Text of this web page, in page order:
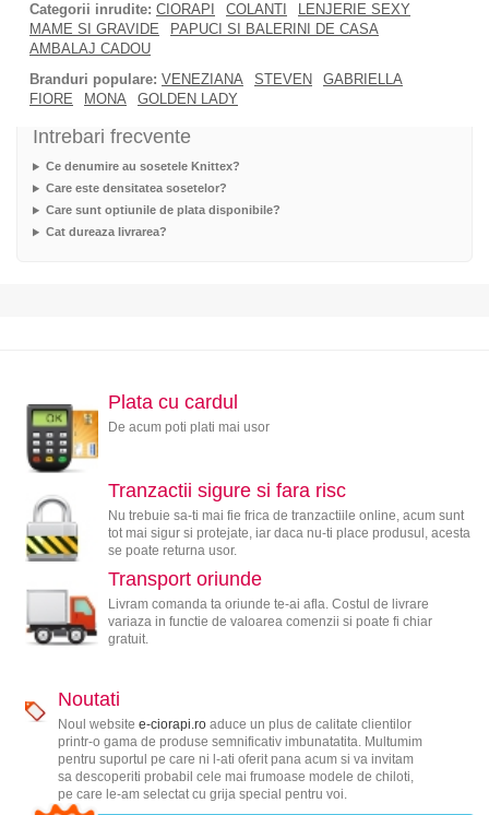
Categorii inrudite: CIORAPI COLANTI
LENJERIE SEXY
MAME SI GRAVIDE
PAPUCI SI BALERINI DE CASA
AMBALAJ CADOU
Branduri populare: VENEZIANA STEVEN
GABRIELLA
FIORE
MONA GOLDEN LADY
Intrebari frecvente
Ce denumire au sosetele Knittex?
Care este densitatea sosetelor?
Care sunt optiunile de plata disponibile?
Cat dureaza livrarea?
Plata cu cardul
De acum poti plati mai usor
Tranzactii sigure si fara risc
Nu trebuie sa-ti mai fie frica de tranzactiile online, acum sunt
tot mai sigur si protejate, iar daca nu-ti place produsul, acesta
se poate returna usor.
Transport oriunde
Livram comanda ta oriunde te-ai afla. Costul de livrare
variaza in functie de valoarea comenzii si poate fi chiar
gratuit.
Noutati
Noul website e-ciorapi.roaduce un plus de calitate clientilor
printr-o gama de produse semnificativ imbunatatita. Multumim
pentru suportul pe care ni l-ati oferit pana acum si va invitam
sa descoperiti probabil cele mai frumoase modele de chiloti,
pe care le-am selectat cu grija special pentru voi.